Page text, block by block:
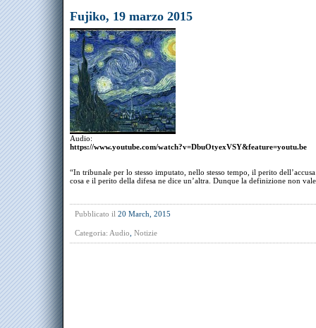
Fujiko, 19 marzo 2015
Audio:
https://www.youtube.com/watch?v=DbuOtyexVSY&feature=youtu.be
“In tribunale per lo stesso imputato, nello stesso tempo, il perito
cosa e il perito della difesa ne dice un’altra. Dunque la definizione non
Pubblicato il 20 March, 2015
Categoria: Audio Notizie